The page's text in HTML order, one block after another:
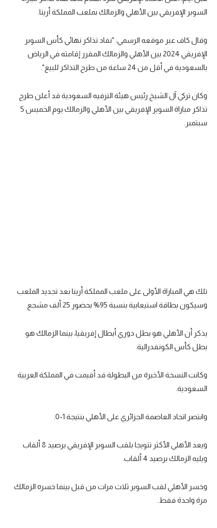
السوبر الإفريقي بين الأهلي والزمالك بملعب المملكة أرينا.
وقال كاف عبر موقعه الرسمي: "نفاد تذاكر نهائي كأس السوبر
الإفريقي 2024 بين الأهلي والزمالك المقرر إقامته في الرياض
بالسعودية في أقل من 24 ساعة من طرح التذاكر للبيع".
وكان تركي آل الشيخ رئيس هيئة الترفيه السعودية قد أعلن طرح
تذاكر مباراة السوبر الإفريقي بين الأهلي والزمالك يوم الخميس 5
سبتمبر.
تلك هي المباراة الأولى على ملعب المملكة أرينا بعد تجديد الملعب
وسيكون بطاقة استيعابية بنسبة 95% بحضور 25 ألف مشجع.
يذكر أن الأهلي هو بطل دوري أبطال إفريقيا، بينما الزمالك هو
بطل كأس الكونفدرالية.
وكانت النسخة الأخيرة من البطولة قد أقيمت في المملكة العربية
السعودية.
وانتصر اتحاد العاصمة الجزائري على الأهلي بنتيجة 1-0.
ويعد الأهلي الأكثر تتويجا بلقب السوبر الإفريقي برصيد 8 ألقاب
ويليه الزمالك برصيد 4 ألقاب.
وخسر الأهلي لقب السوبر ثلاث مرات من قبل بينما خسره الزمالك
مرة واحدة فقط.